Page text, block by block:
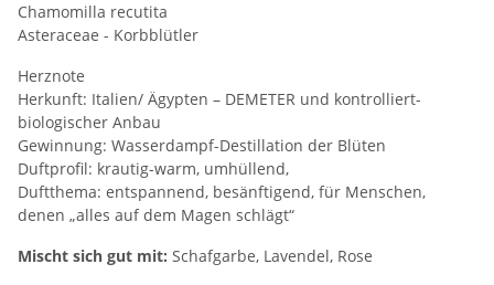
Chamomilla recutita
Asteraceae - Korbblütler
Herznote
Herkunft: Italien/ Ägypten – DEMETER und kontrolliert-
biologischer Anbau
Gewinnung: Wasserdampf-Destillation der Blüten
Duftprofil: krautig-warm, umhüllend,
Duftthema: entspannend, besänftigend, für Menschen,
denen „alles auf dem Magen schlägt“
Mischt sich gut mit: Schafgarbe, Lavendel, Rose